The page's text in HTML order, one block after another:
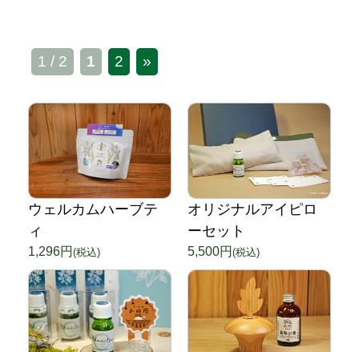
1 / 2 1 2 »
ウェルカムハーブテ
ィ
1,296円 (税込)
オリジナルアイピロ
ーセット
5,500円 (税込)